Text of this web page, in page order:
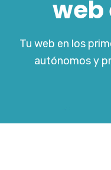
web
Tu web en los
autónomos y